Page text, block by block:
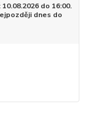
do 16:00.
dnes do